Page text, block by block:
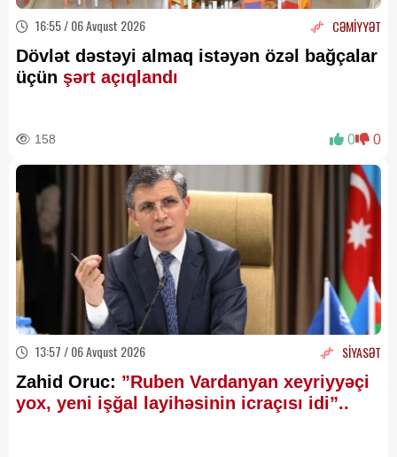
16:55 / 06 Avqust 2026 CƏMİYYƏT
Dövlət dəstəyi almaq istəyən özəl bağçalar
üçün şərt açıqlandı
158 0 0
13:57 / 06 Avqust 2026 SİYASƏT
Zahid Oruc: ”Ruben Vardanyan xeyriyyəçi
yox, yeni işğal layihəsinin icraçısı idi”..